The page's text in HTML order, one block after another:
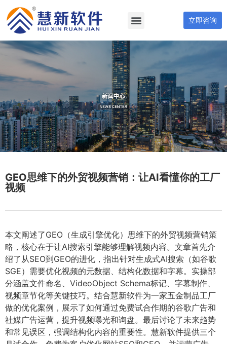
立即咨询
GEO思维下的外贸视频营销：让AI看懂你的工厂
视频
本文阐述了GEO（生成引擎优化）思维下的外贸视频营销策
略，核心在于让AI搜索引擎能够理解视频内容。文章首先介
绍了从SEO到GEO的进化，指出针对生成式AI搜索（如谷歌
SGE）需要优化视频的元数据、结构化数据和字幕。实操部
分涵盖文件命名、VideoObject Schema标记、字幕制作、
视频章节化等关键技巧。结合慧新软件为一家五金制品工厂
做的优化案例，展示了如何通过免费试合作期的谷歌广告和
社媒广告运营，提升视频曝光和询盘。最后讨论了未来趋势
和常见误区，强调结构化内容的重要性。慧新软件提供三个